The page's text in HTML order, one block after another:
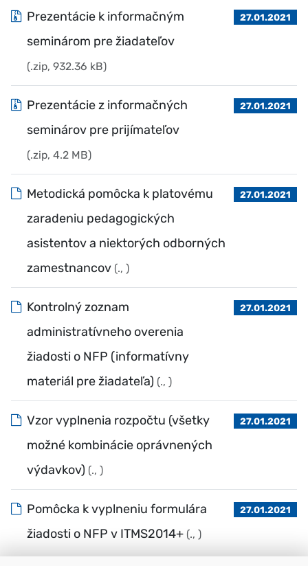
Prezentácie k informačným
seminárom pre žiadateľov
(.zip, 932.36 kB)
27.01.2021
Prezentácie z informačných
seminárov pre prijímateľov
(.zip, 4.2 MB)
27.01.2021
Metodická pomôcka k platovému
zaradeniu pedagogických
asistentov a niektorých odborných
zamestnancov (., )
27.01.2021
Kontrolný zoznam
administratívneho overenia
žiadosti o NFP (informatívny
materiál pre žiadateľa) (., )
27.01.2021
Vzor vyplnenia rozpočtu (všetky
možné kombinácie oprávnených
výdavkov) (., )
27.01.2021
Pomôcka k vyplneniu formulára
žiadosti o NFP v ITMS2014+ (., )
27.01.2021